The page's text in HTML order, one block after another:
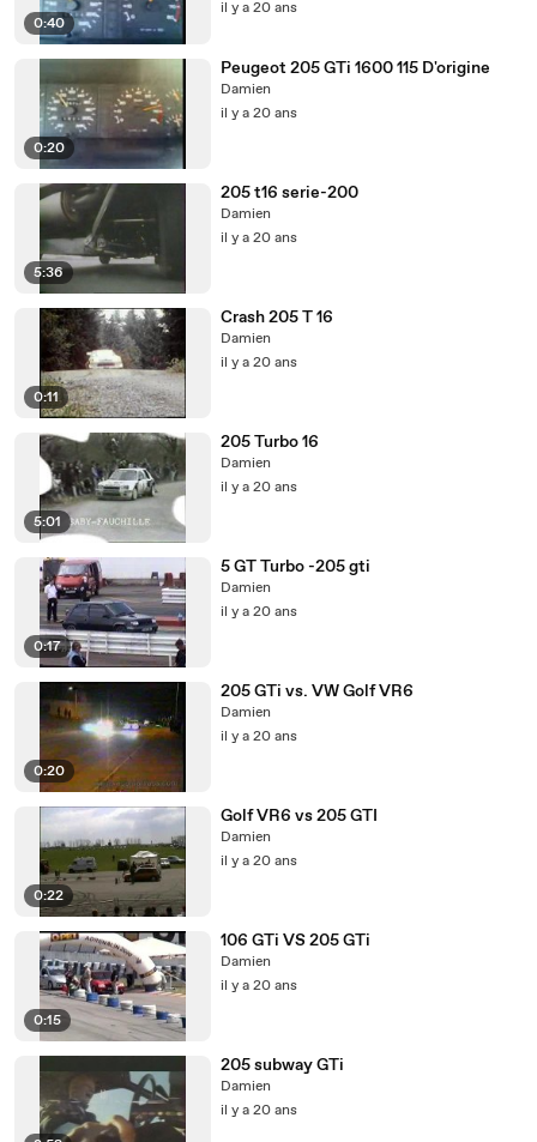
0:40
il y a 20 ans
0:20
Peugeot 205 GTi 1600 115 D'origine
Damien
il y a 20 ans
5:36
205 t16 serie-200
Damien
il y a 20 ans
0:11
Crash 205 T 16
Damien
il y a 20 ans
5:01
205 Turbo 16
Damien
il y a 20 ans
0:17
5 GT Turbo -205 gti
Damien
il y a 20 ans
0:20
205 GTi vs. VW Golf VR6
Damien
il y a 20 ans
0:22
Golf VR6 vs 205 GTI
Damien
il y a 20 ans
0:15
106 GTi VS 205 GTi
Damien
il y a 20 ans
205 subway GTi
Damien
il y a 20 ans